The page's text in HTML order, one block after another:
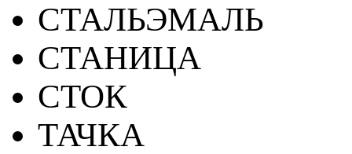
СТАЛЬЭМАЛЬ
СТАНИЦА
СТОК
ТАЧКА